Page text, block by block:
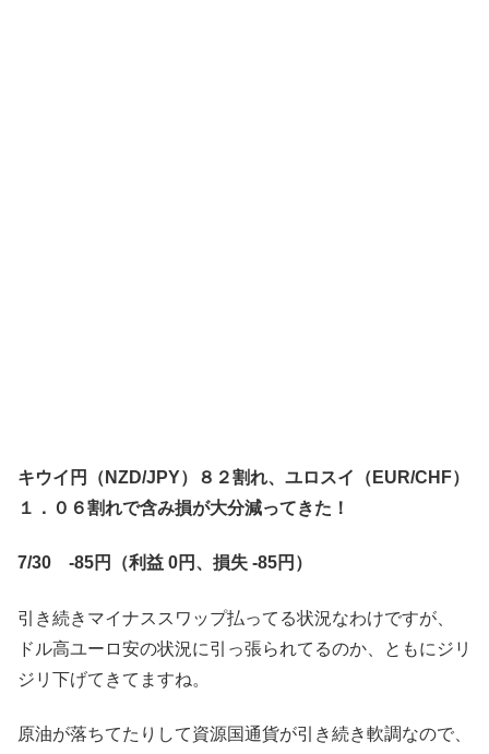
キウイ円（NZD/JPY）８２割れ、ユロスイ（EUR/CHF）
１．０６割れで含み損が大分減ってきた！
7/30 -85円（利益 0円、損失 -85円）
引き続きマイナススワップ払ってる状況なわけですが、
ドル高ユーロ安の状況に引っ張られてるのか、ともにジリ
ジリ下げてきてますね。
原油が落ちてたりして資源国通貨が引き続き軟調なので、